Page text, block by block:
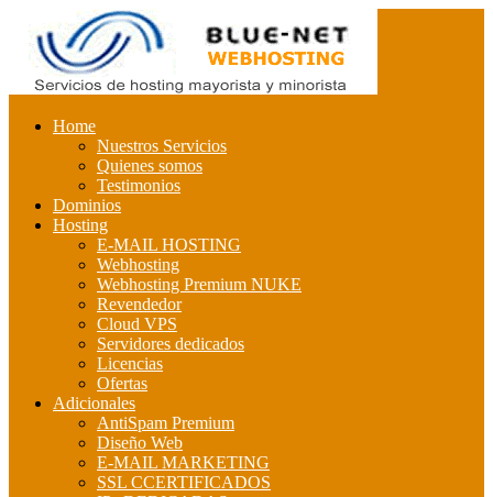
Home
Nuestros Servicios
Quienes somos
Testimonios
Dominios
Hosting
E-MAIL HOSTING
Webhosting
Webhosting Premium NUKE
Revendedor
Cloud VPS
Servidores dedicados
Licencias
Ofertas
Adicionales
AntiSpam Premium
Diseño Web
E-MAIL MARKETING
SSL CCERTIFICADOS